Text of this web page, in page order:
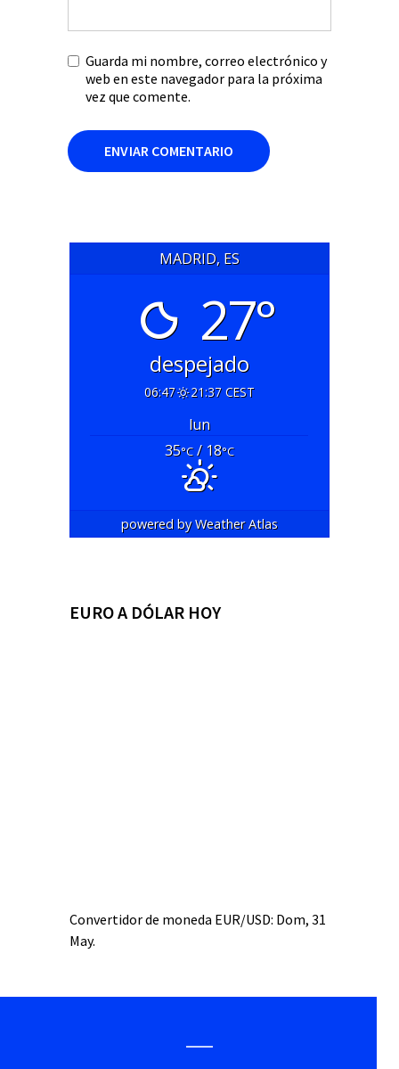
Guarda mi nombre, correo electrónico y
web en este navegador para la próxima
vez que comente.
MADRID, ES
27°
despejado
06:47 21:37 CEST
lun
35°C/ 18°C
powered byWeather Atlas
EURO A DÓLAR HOY
Convertidor de moneda EUR/USD: Dom, 31
May.